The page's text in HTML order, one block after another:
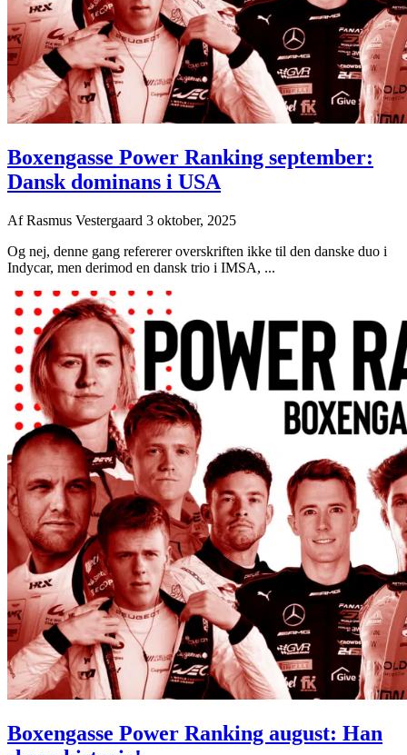
Boxengasse Power Ranking september:
Dansk dominans i USA
AfRasmus Vestergaard 3 oktober, 2025
Og nej, denne gang refererer overskriften ikke til den danske duo i
Indycar, men derimod en dansk trio i IMSA, ...
Boxengasse Power Ranking august: Han